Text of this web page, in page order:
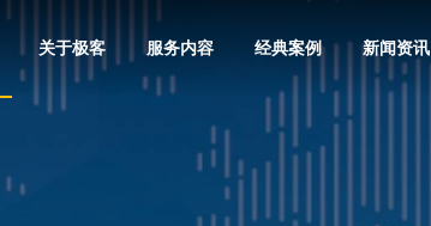
关于极客 服务内容 经典案例 新闻资讯